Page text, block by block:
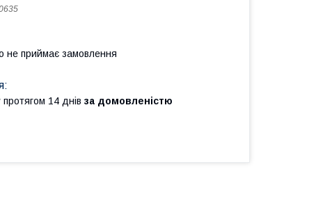
не приймає замовлення
14 днів за домовленістю